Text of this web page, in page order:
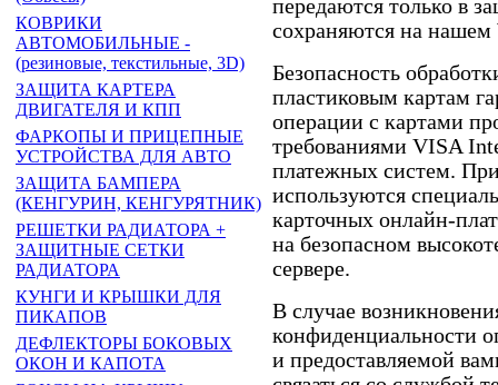
КОВРИКИ
АВТОМОБИЛЬНЫЕ -
(резиновые, текстильные, 3D)
ЗАЩИТА КАРТЕРА
ДВИГАТЕЛЯ И КПП
ФАРКОПЫ И ПРИЦЕПНЫЕ
УСТРОЙСТВА ДЛЯ АВТО
ЗАЩИТА БАМПЕРА
(КЕНГУРИН, КЕНГУРЯТНИК)
РЕШЕТКИ РАДИАТОРА +
ЗАЩИТНЫЕ СЕТКИ
РАДИАТОРА
КУНГИ И КРЫШКИ ДЛЯ
ПИКАПОВ
ДЕФЛЕКТОРЫ БОКОВЫХ
ОКОН И КАПОТА
передаются только в
сохраняются на нашем
Безопасность
пластиковым картам
операции с картами
требованиями VISA
платежных систем.
используются
карточных онлайн-
на безопасном
сервере.
В случае
конфиденциальности
и предоставляемой